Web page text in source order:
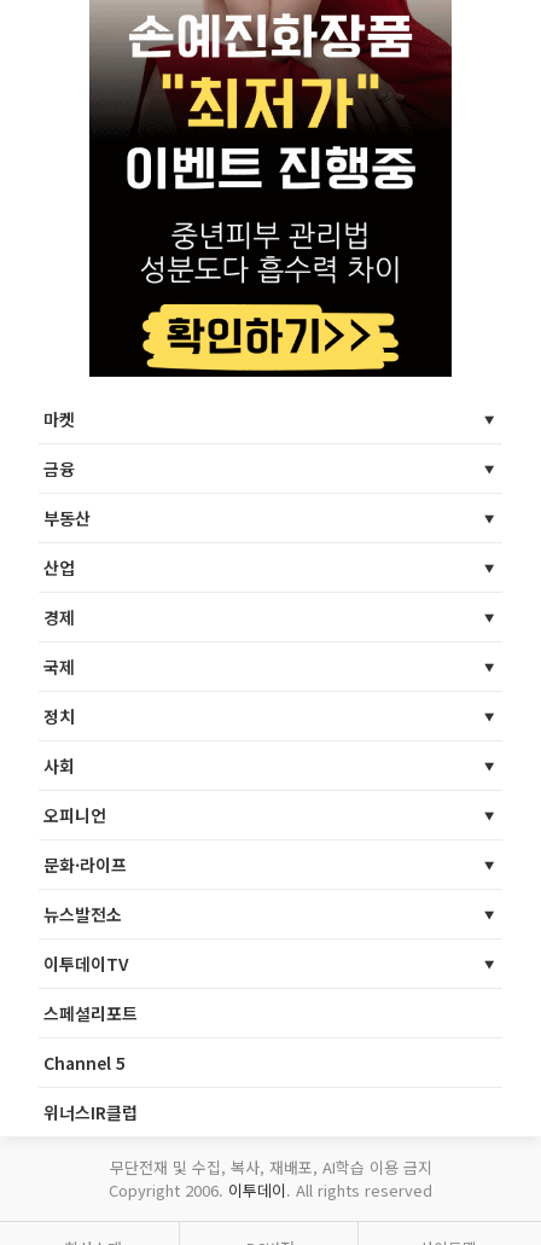
마켓
금융
부동산
산업
경제
국제
정치
사회
오피니언
문화·라이프
뉴스발전소
이투데이TV
스페셜리포트
Channel 5
위너스IR클럽
무단전재 및 수집, 복사, 재배포, AI학습 이용 금지
Copyright 2006. 이투데이. All rights reserved